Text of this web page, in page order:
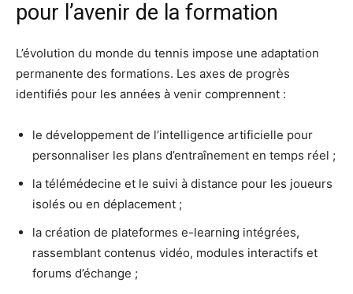
pour l’avenir de la formation
L’évolution du monde du tennis impose une adaptation
permanente des formations. Les axes de progrès
identifiés pour les années à venir comprennent :
le développement de l’intelligence artificielle pour
personnaliser les plans d’entraînement en temps réel ;
la télémédecine et le suivi à distance pour les joueurs
isolés ou en déplacement ;
la création de plateformes e-learning intégrées,
rassemblant contenus vidéo, modules interactifs et
forums d’échange ;